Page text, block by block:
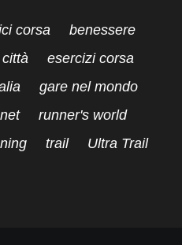
corsa
benessere
esercizi corsa
gare nel mondo
runner's world
trail
Ultra Trail